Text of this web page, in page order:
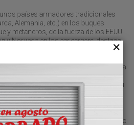
países armadores tradicionales
Alemania, etc.) en los buques
y metaneros, de la fuerza de los EEUU
y Noruega en loscar carriers, destaca
como líder mundial global y la pujanza
(Corea del Sur, Singapur,
abordar ya un cambio radical de la
que ha ido perdiendo
10 años de forma que se consolida su
levemente la flota controlada
Jesús Barbadillo